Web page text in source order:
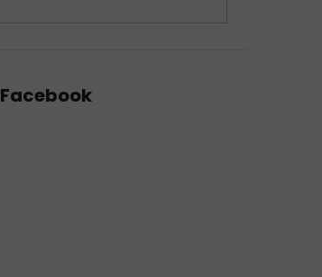
Facebook